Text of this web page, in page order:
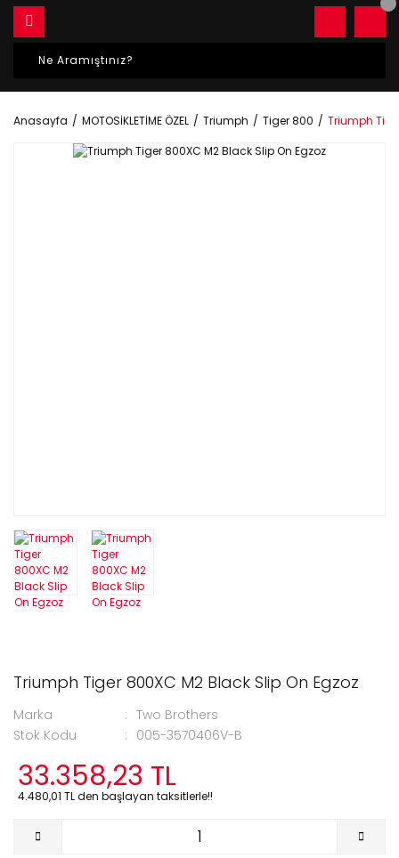
Anasayfa MOTOSİKLETİME ÖZEL Triumph Tiger 800 Triumph
Triumph Tiger 800XC M2 Black Slip On Egzoz
Marka
Two Brothers
Stok Kodu
005-3570406V-B
33.358,23 TL
4.480,01 TL den başlayan taksitlerle!!